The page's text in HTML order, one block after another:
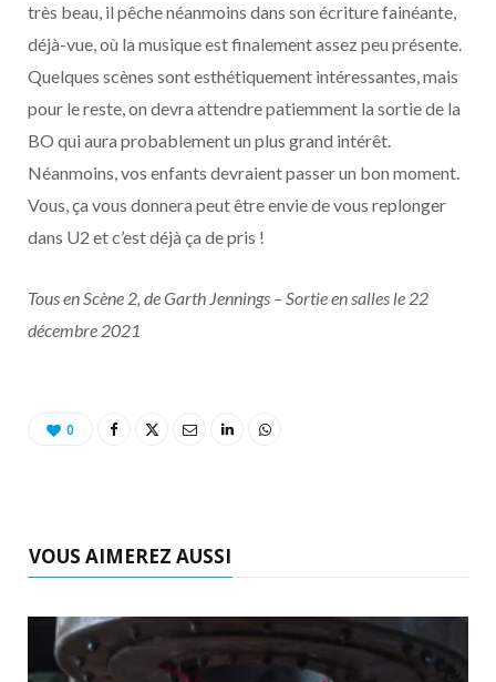
très beau, il pêche néanmoins dans son écriture fainéante,
déjà-vue, où la musique est finalement assez peu présente.
Quelques scènes sont esthétiquement intéressantes, mais
pour le reste, on devra attendre patiemment la sortie de la
BO qui aura probablement un plus grand intérêt.
Néanmoins, vos enfants devraient passer un bon moment.
Vous, ça vous donnera peut être envie de vous replonger
dans U2 et c’est déjà ça de pris !
Tous en Scène 2, de Garth Jennings – Sortie en salles le 22
décembre 2021
0
VOUS AIMEREZ AUSSI